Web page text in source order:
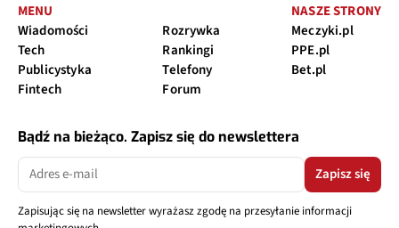
MENU
Wiadomości
Tech
Publicystyka
Fintech
Rozrywka
Rankingi
Telefony
Forum
NASZE STRONY
Meczyki.pl
PPE.pl
Bet.pl
Bądź na bieżąco. Zapisz się do newslettera
Zapisz się
Zapisując się na newsletter wyrażasz zgodę na przesyłanie informacji